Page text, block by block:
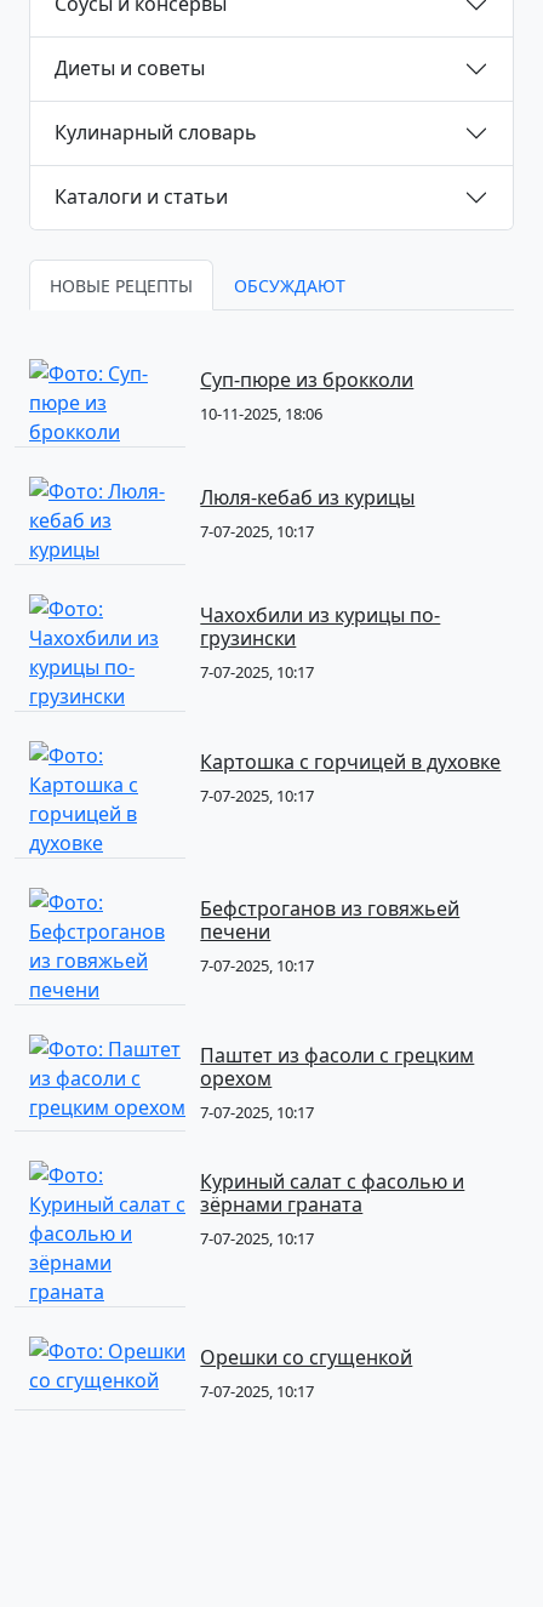
Диеты и советы
Кулинарный словарь
Каталоги и статьи
НОВЫЕ РЕЦЕПТЫ ОБСУЖДАЮТ
Суп-пюре из брокколи
10-11-2025, 18:06
Люля-кебаб из курицы
7-07-2025, 10:17
Чахохбили из курицы по-
грузински
7-07-2025, 10:17
Картошка с горчицей в духовке
7-07-2025, 10:17
Бефстроганов из говяжьей
печени
7-07-2025, 10:17
Паштет из фасоли с грецким
орехом
7-07-2025, 10:17
Куриный салат с фасолью и
зёрнами граната
7-07-2025, 10:17
Орешки со сгущенкой
7-07-2025, 10:17